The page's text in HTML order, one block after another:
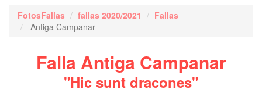
FotosFallas fallas 2020/2021
Fallas
Antiga Campanar
Falla Antiga Campanar
"Hic sunt dracones"